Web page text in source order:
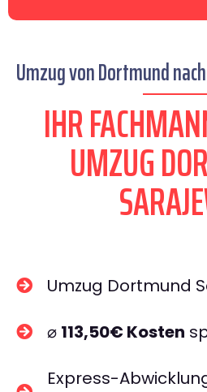
Umzug von Dortmund
IHR
UMZUG
Umzug Dortmund
⌀ 113,50€ Kosten
Express-